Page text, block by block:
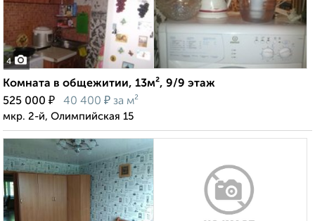
4
Комната в общежитии, 13м², 9/9 этаж
525 000 ₽ 40 400 ₽ за м²
мкр. 2-й, Олимпийская 15